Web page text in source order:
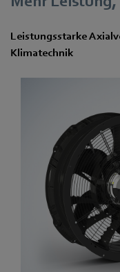
Leistungsstarke
Klimatechnik